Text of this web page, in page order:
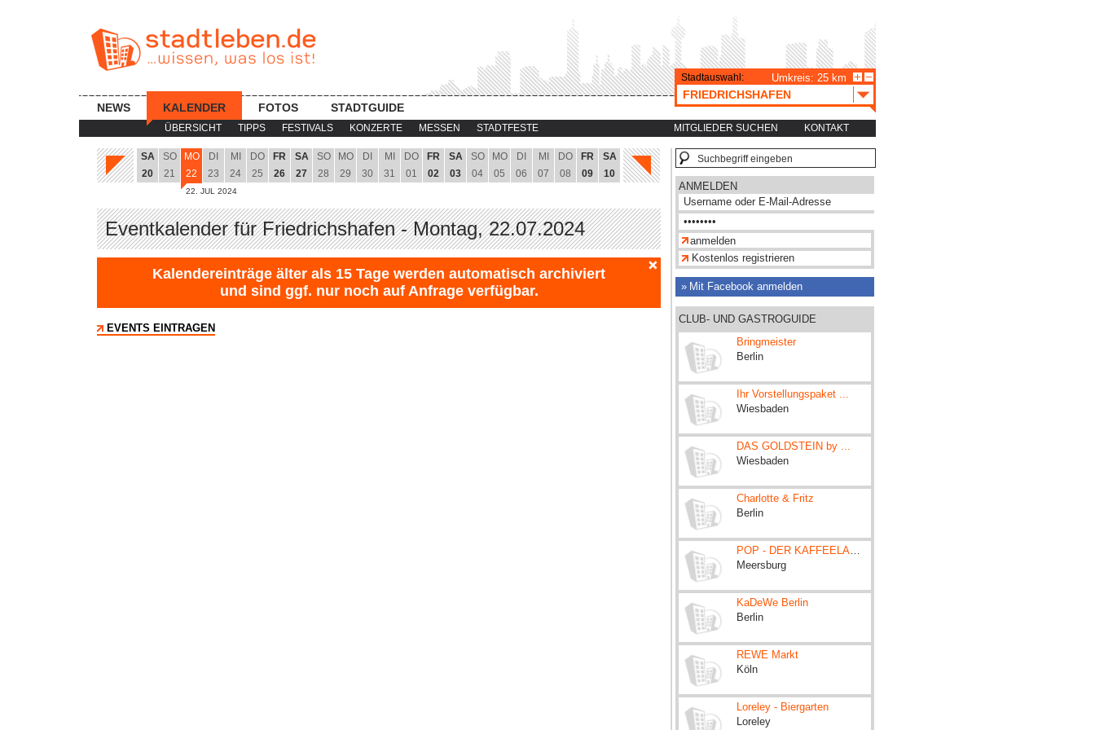
ÜBERSICHT TIPPS FESTIVALS KONZERTE MESSEN STADTFESTE MITGLIEDER SUCHEN KONTAKT
NEWS KALENDER FOTOS STADTGUIDE
Stadtauswahl: Umkreis: 25 km
FRIEDRICHSHAFEN
SA
20
SO
21
MO
22
22. JUL 2024
DI
23
MI
24
DO
25
FR
26
SA
27
SO
28
MO
29
DI
30
MI
31
DO
01
FR
02
SA
03
SO
04
MO
05
DI
06
MI
07
DO
08
FR
09
SA
10
Eventkalender für Friedrichshafen - Montag, 22.07.2024
Kalendereinträge älter als 15 Tage werden automatisch archiviert
und sind ggf. nur noch auf Anfrage verfügbar.
EVENTS EINTRAGEN
ANMELDEN
Kostenlos registrieren
Mit Facebook anmelden
CLUB- UND GASTROGUIDE
Bringmeister
Berlin
Ihr Vorstellungspaket ...
Wiesbaden
DAS GOLDSTEIN by ...
Wiesbaden
Charlotte & Fritz
Berlin
POP - DER KAFFEELADEN
Meersburg
KaDeWe Berlin
Berlin
REWE Markt
Köln
Loreley - Biergarten
Loreley